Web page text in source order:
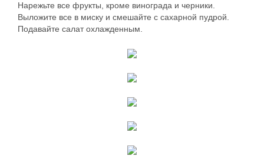
Нарежьте все фрукты, кроме винограда и черники.
Выложите все в миску и смешайте с сахарной пудрой.
Подавайте салат охлажденным.